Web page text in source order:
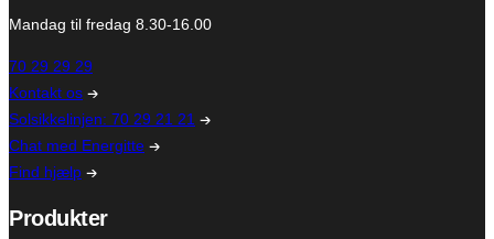
Mandag til fredag 8.30-16.00
70 29 29 29
Kontakt os
Solsikkelinjen: 70 29 21 21
Chat med Energitte
Find hjælp
Produkter